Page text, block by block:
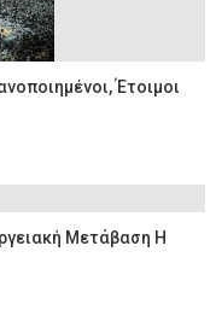
Έτοιμοι
Μετάβαση Η